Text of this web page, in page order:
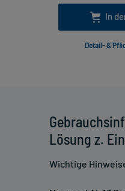
Lösung z.
Wichtige
In
Detail- &